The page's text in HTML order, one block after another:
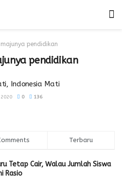
pendidikan
pendidikan
Indonesia Mati
2020 0 136
Terbaru
Tetap Cair, Walau Jumlah Siswa
Rasio